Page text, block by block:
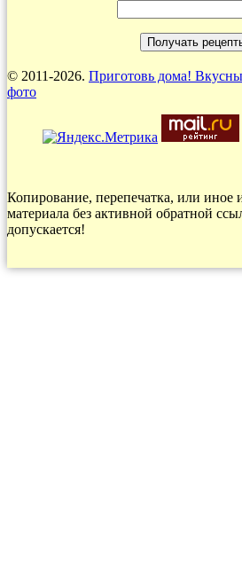
© 2011-2026. Приготовь дома!
фото
Копирование, перепечатка, или иное
материала без активной обратной
допускается!